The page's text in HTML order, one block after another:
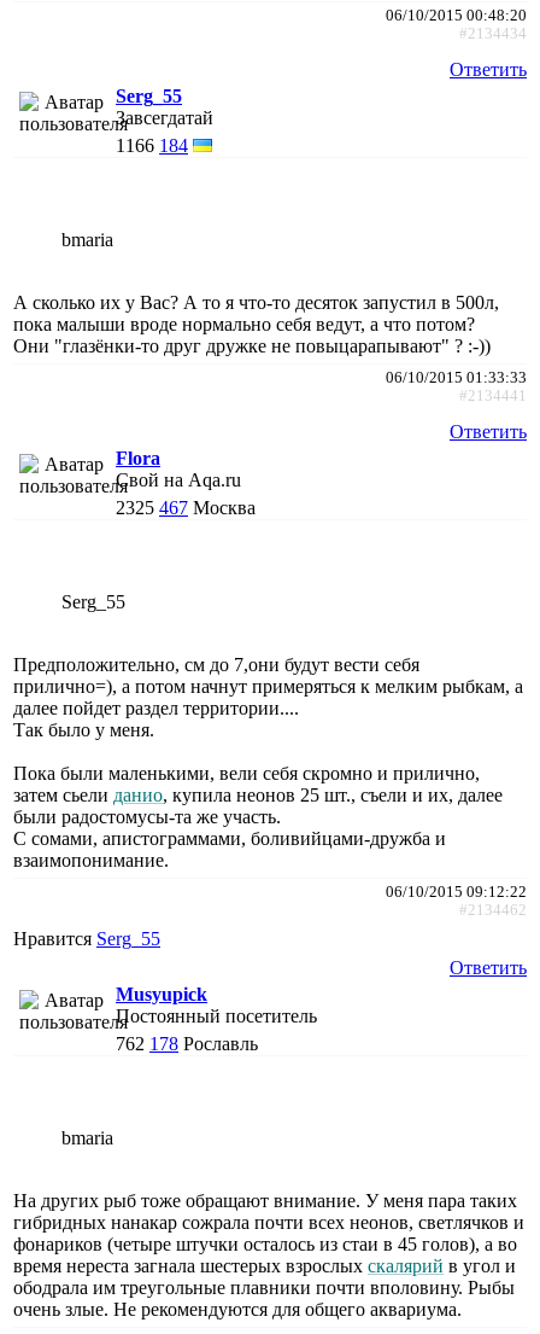
06/10/2015 00:48:20
#2134434
Ответить
Serg_55
Завсегдатай
1166 184
bmaria
А сколько их у Вас? А то я что-то десяток запустил в 500л,
пока малыши вроде нормально себя ведут, а что потом?
Они "глазёнки-то друг дружке не повыцарапывают" ? :-))
06/10/2015 01:33:33
#2134441
Ответить
Flora
Свой на Aqa.ru
2325 467 Москва
Serg_55
Предположительно, см до 7,они будут вести себя
прилично=), а потом начнут примеряться к мелким рыбкам, а
далее пойдет раздел территории....
Так было у меня.
Пока были маленькими, вели себя скромно и прилично,
затем сьели данио, купила неонов 25 шт., съели и их, далее
были радостомусы-та же участь.
С сомами, апистограммами, боливийцами-дружба и
взаимопонимание.
06/10/2015 09:12:22
#2134462
Нравится Serg_55
Ответить
Musyupick
Постоянный посетитель
762 178 Рославль
bmaria
На других рыб тоже обращают внимание. У меня пара таких
гибридных нанакар сожрала почти всех неонов, светлячков и
фонариков (четыре штучки осталось из стаи в 45 голов), а во
время нереста загнала шестерых взрослых скалярий в угол и
ободрала им треугольные плавники почти вполовину. Рыбы
очень злые. Не рекомендуются для общего аквариума.